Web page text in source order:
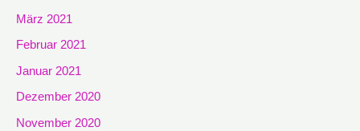
März 2021
Februar 2021
Januar 2021
Dezember 2020
November 2020